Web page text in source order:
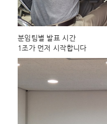
분임팀별 발표 시간
1조가 먼저 시작합니다